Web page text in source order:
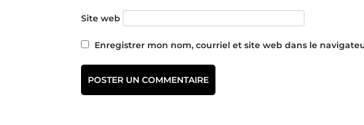
Site web
Enregistrer mon nom, courriel et site web dans le